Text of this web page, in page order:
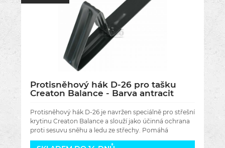
Protisněhový hák D-26 pro tašku
Creaton Balance - Barva antracit
Protisněhový hák D-26 je navržen speciálně pro střešní
krytinu Creaton Balance a slouží jako účinná ochrana
proti sesuvu sněhu a ledu ze střechy. Pomáhá
bezpečně zadržovat